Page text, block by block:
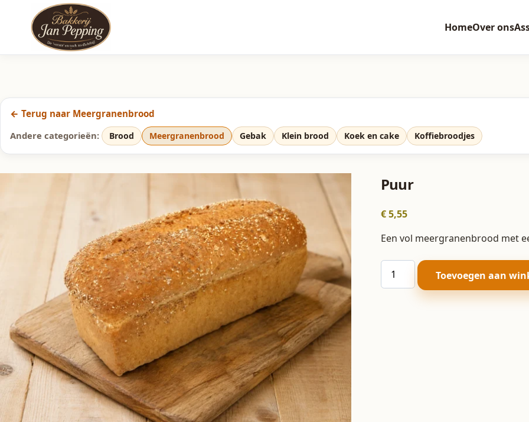
HomeOver ons
← Terug naar Meergranenbrood
Andere categorieën:
Brood Meergranenbrood Gebak Klein brood Koek en cake Koffiebroodjes
Puur
€5,55
Een vol meergranenbrood met
Puur
aantal
Toevoegen aan